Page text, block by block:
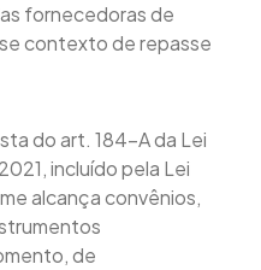
fornecedoras de
contexto de repasse
do art. 184-A da Lei
incluído pela Lei
alcança convênios,
de